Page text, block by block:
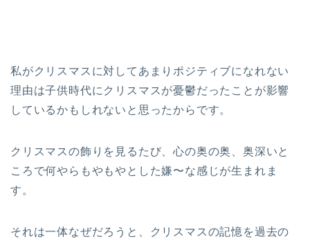
私がクリスマスに対してあまりポジティブになれない
理由は子供時代にクリスマスが憂鬱だったことが影響
しているかもしれないと思ったからです。
クリスマスの飾りを見るたび、心の奥の奥、奥深いと
ころで何やらもやもやとした嫌〜な感じが生まれま
す。
それは一体なぜだろうと、クリスマスの記憶を過去の